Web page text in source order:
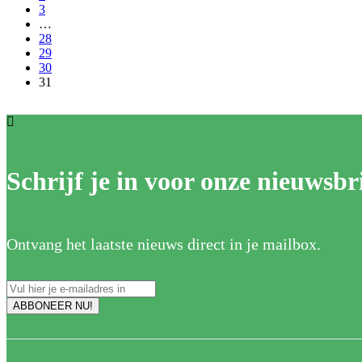
3
…
28
29
30
31
Schrijf je in voor onze
Ontvang het laatste nieuws direct in je mailbox.